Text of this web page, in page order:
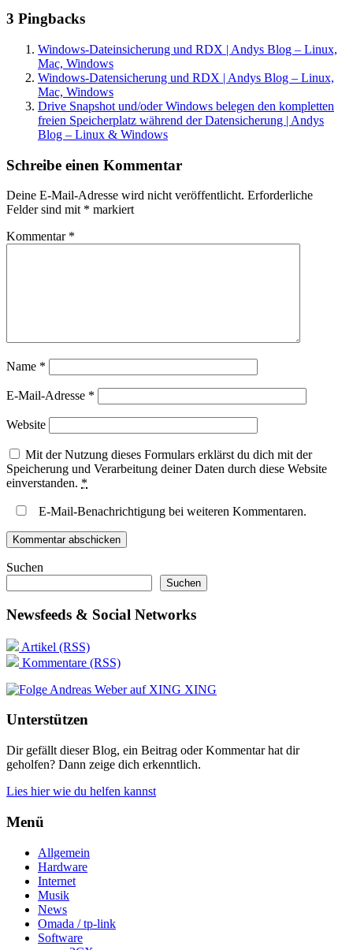
3 Pingbacks
Windows-Dateinsicherung und RDX | Andys Blog – Linux,
Mac, Windows
Windows-Datensicherung und RDX | Andys Blog – Linux,
Mac, Windows
Drive Snapshot und/oder Windows belegen den kompletten
freien Speicherplatz während der Datensicherung | Andys
Blog – Linux & Windows
Schreibe einen Kommentar
Deine E-Mail-Adresse wird nicht veröffentlicht. Erforderliche
Felder sind mit * markiert
Kommentar *
Name *
E-Mail-Adresse *
Website
Mit der Nutzung dieses Formulars erklärst du dich mit der
Speicherung und Verarbeitung deiner Daten durch diese Website
einverstanden. *
E-Mail-Benachrichtigung bei weiteren Kommentaren.
Suchen
Suchen
Newsfeeds & Social Networks
Artikel (RSS)
Kommentare (RSS)
XING
Unterstützen
Dir gefällt dieser Blog, ein Beitrag oder Kommentar hat dir
geholfen? Dann zeige dich erkenntlich.
Lies hier wie du helfen kannst
Menü
Allgemein
Hardware
Internet
Musik
News
Omada / tp-link
Software